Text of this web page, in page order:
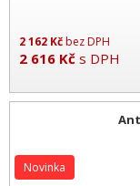
2 162 Kčbez DPH
2 616 Kč s DPH
Novinka